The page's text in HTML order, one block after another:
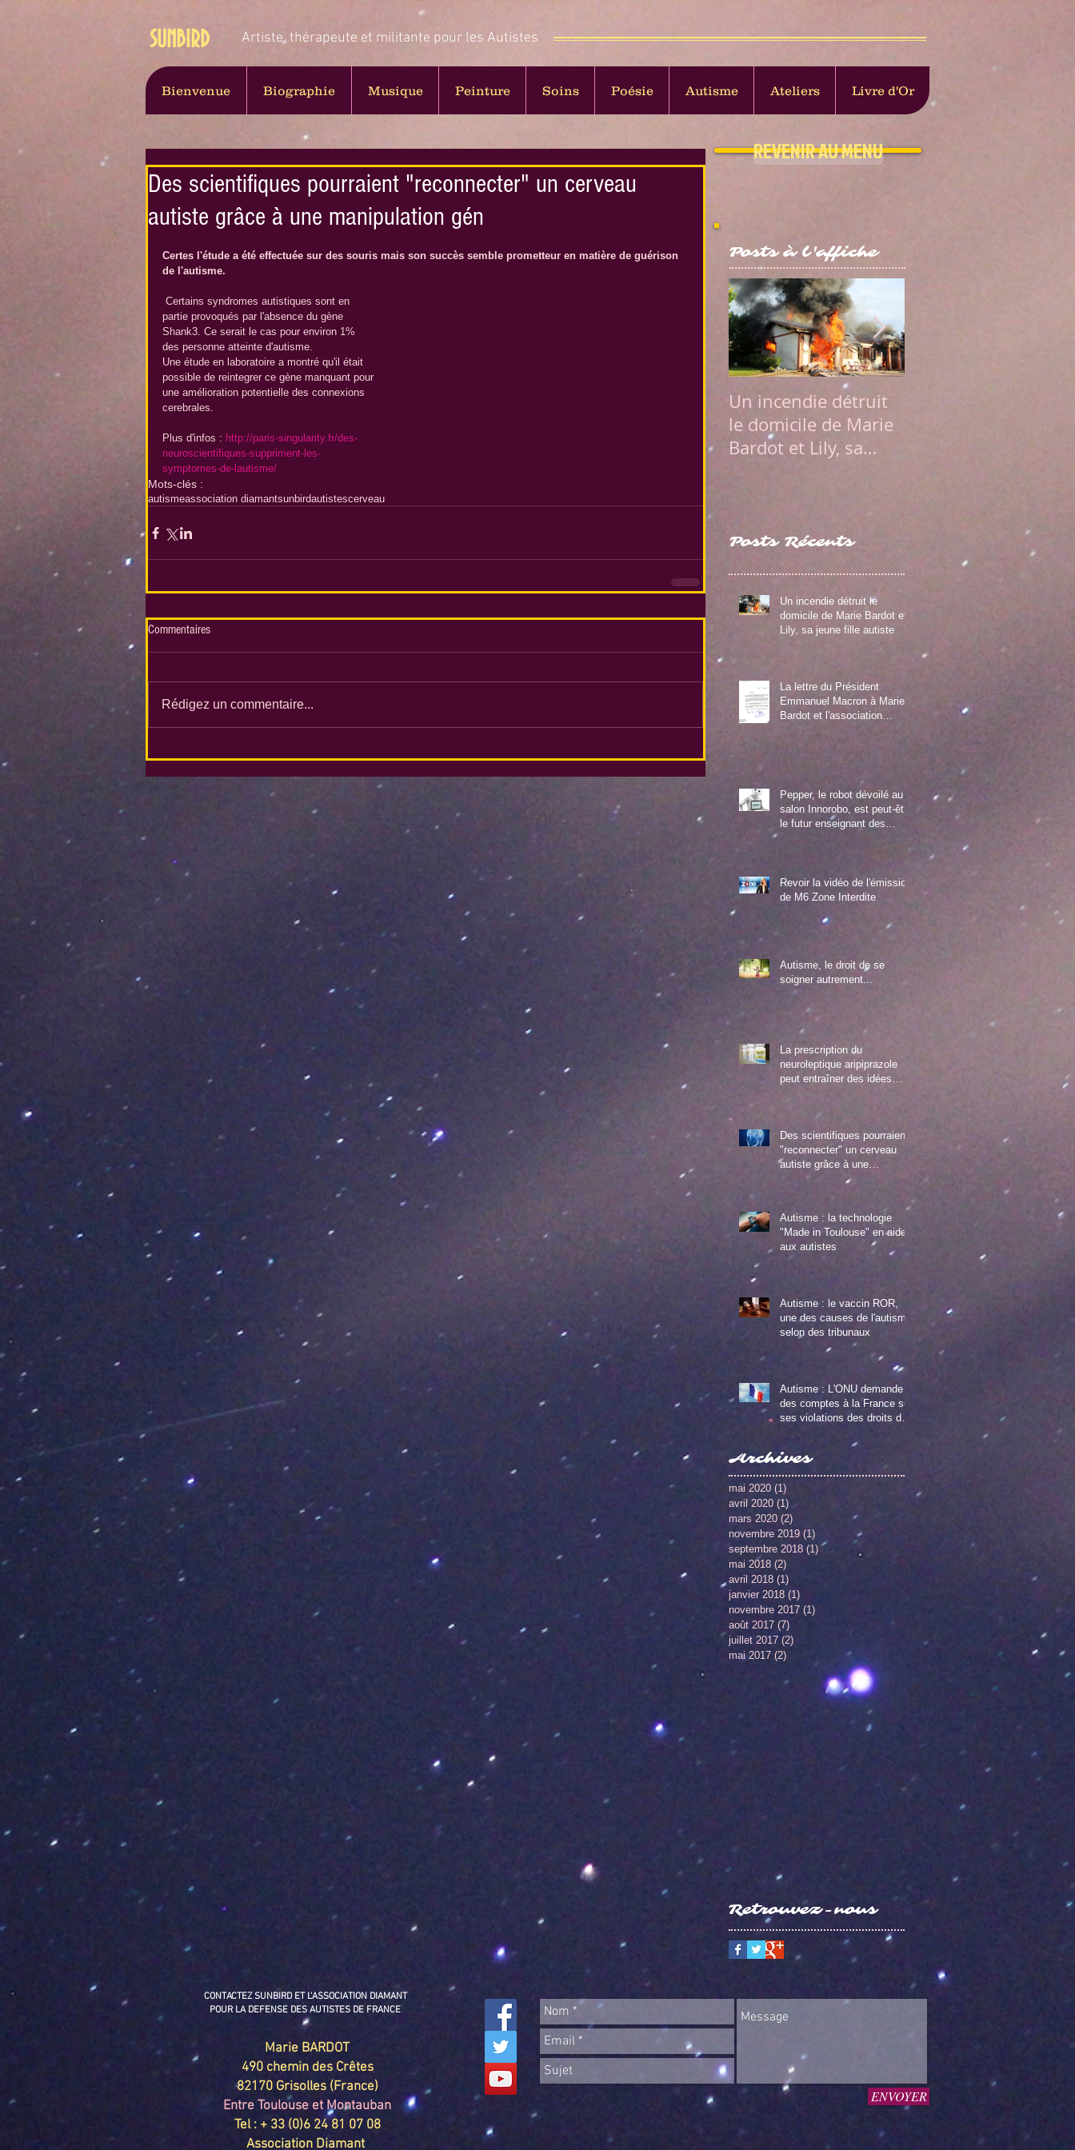
SUNBIRD Artiste, thérapeute et militante pour les Autistes
Bienvenue Biographie Musique Peinture Soins Poésie Autisme Ateliers Livre d'Or
Des scientifiques pourraient "reconnecter" un cerveau
autiste grâce à une manipulation gén
Certes l'étude a été effectuée sur des souris mais son succès semble prometteur en matière de guérison
de l'autisme.
partie provoqués par l'absence du gène
Shank3. Ce serait le cas pour environ 1%
des personne atteinte d'autisme.
Une étude en laboratoire a montré qu'il était
possible de reintegrer ce gène manquant pour
une amélioration potentielle des connexions
cerebrales.
Plus d'infos : http://paris-singularity.fr/des-
neuroscientifiques-suppriment-les-
symptomes-de-lautisme/
Mots-clés :
autismeassociation diamantsunbirdautistescerveau
Commentaires
Rédigez un commentaire...
REVENIR AU MENU
Posts à l'affiche
Un incendie détruit le
domicile de Marie Bardot et
Lily, sa jeune fille autiste
La lettre du Président
Emmanuel Macron à Marie
Bardot et l'association
Pepper, le robot dévoilé au
salon Innorobo, est peut-être
le futur enseignant des
Revoir la vidéo de l'émission
de M6 Zone Interdite
Autisme, le droit de se
soigner autrement...
La prescription du
neuroleptique aripiprazole
peut entraîner des idées
Des scientifiques pourraient
"reconnecter" un cerveau
autiste grâce à une
manipulation gén
Autisme : la technologie
"Made in Toulouse" en aide
aux autistes
Autisme : le vaccin ROR,
une des causes de l'autisme
selon des tribunaux
Autisme : L'ONU demande
des comptes à la France sur
ses violations des droits des
Posts Récents
Un incendie détruit
le domicile de Marie
Bardot et Lily, sa
mai 2020 (1)
avril 2020 (1)
mars 2020 (2)
novembre 2019 (1)
septembre 2018 (1) 1 post
mai 2018 (2)
avril 2018 (1)
janvier 2018 (1)
novembre 2017 (1)
août 2017 (7)
juillet 2017 (2)
mai 2017 (2)
Archives
Retrouvez-nous
CONTACTEZ SUNBIRD ET L'ASSOCIATION DIAMANT
POUR LA DEFENSE DES AUTISTES DE FRANCE
Marie BARDOT
490 chemin des Crêtes
82170 Grisolles (France)
Entre Toulouse et Montauban
Tel : + 33 (0)6 24 81 07 08
Association Diamant
ENVOYER